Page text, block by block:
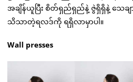
အချိန်ယူပြီး စိတ်ရှည်ရှည်နဲ့ ဇွဲရှိရှိနဲ့ သေခ
သိသာတဲ့ရလဒ်ကို ရရှိလာမှာပါ။
Wall presses